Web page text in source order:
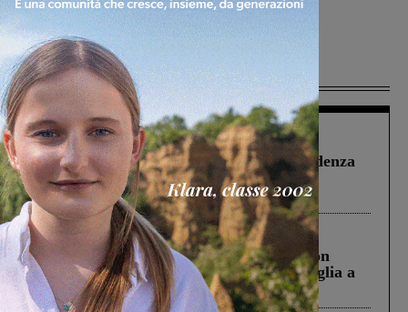
Più lette
Figline Incisa Valdarno 1 Agosto 2026
Piscina di Figline finanziata oltre la scadenza
Pnrr, il gruppo di Fratelli d’Italia: “Un
ringraziamento al Governo”
Cronaca 3 Agosto 2026
Scomparso da una struttura di Castiglion
Fiorentino l’uomo che aveva ucciso la figlia a
Levane nel 2020